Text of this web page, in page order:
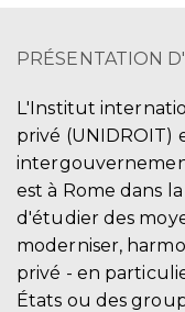
PRÉSENTATION
L'Institut
privé (UNIDROIT)
est à Rome dans
d'étudier des
moderniser,
privé - en
États ou des